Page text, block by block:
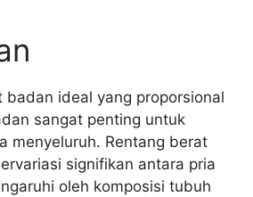
badan ideal yang proporsional
sangat penting untuk
menyeluruh. Rentang berat
signifikan antara pria
oleh komposisi tubuh